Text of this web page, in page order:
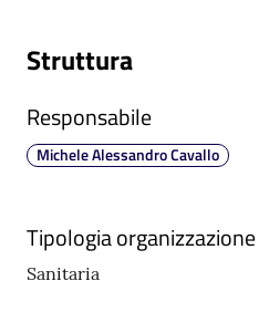
o
e
t
r
s
p
a
Struttura
Responsabile
Michele Alessandro Cavallo
Tipologia organizzazione
Sanitaria